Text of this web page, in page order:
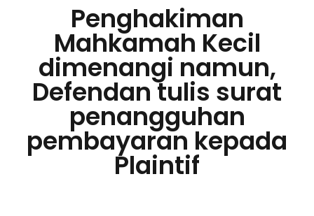
Penghakiman
Mahkamah Kecil
dimenangi namun,
Defendan tulis surat
penangguhan
pembayaran kepada
Plaintif